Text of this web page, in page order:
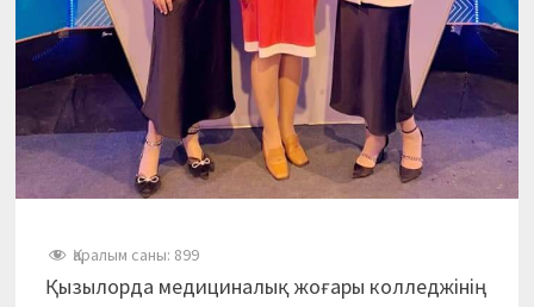
Қаралым саны: 899
Қызылорда медициналық жоғары колледжінің